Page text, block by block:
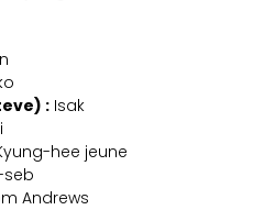
: Isak
hee jeune
seb
Andrews